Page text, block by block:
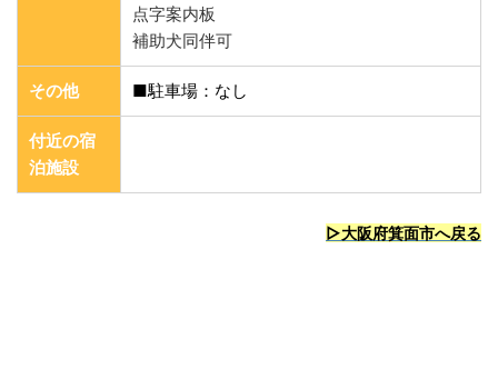
点字案内板
補助犬同伴可
その他 ■駐車場：なし
付近の宿
泊施設
▷大阪府箕面市へ戻る